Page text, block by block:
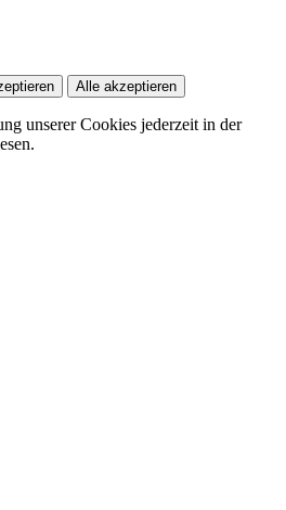
Alle akzeptieren
unserer Cookies jederzeit in der